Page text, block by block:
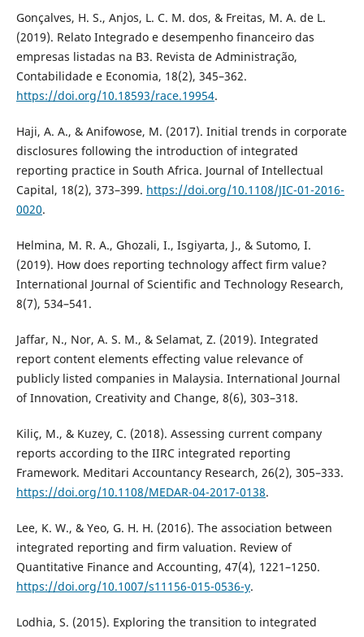
Gonçalves, H. S., Anjos, L. C. M. dos, & Freitas, M. A. de L.
(2019). Relato Integrado e desempenho financeiro das
empresas listadas na B3. Revista de Administração,
Contabilidade e Economia, 18(2), 345–362.
https://doi.org/10.18593/race.19954.
Haji, A. A., & Anifowose, M. (2017). Initial trends in corporate
disclosures following the introduction of integrated
reporting practice in South Africa. Journal of Intellectual
Capital, 18(2), 373–399. https://doi.org/10.1108/JIC-01-2016-
0020.
Helmina, M. R. A., Ghozali, I., Isgiyarta, J., & Sutomo, I.
(2019). How does reporting technology affect firm value?
International Journal of Scientific and Technology Research,
8(7), 534–541.
Jaffar, N., Nor, A. S. M., & Selamat, Z. (2019). Integrated
report content elements effecting value relevance of
publicly listed companies in Malaysia. International Journal
of Innovation, Creativity and Change, 8(6), 303–318.
Kiliç, M., & Kuzey, C. (2018). Assessing current company
reports according to the IIRC integrated reporting
Framework. Meditari Accountancy Research, 26(2), 305–333.
https://doi.org/10.1108/MEDAR-04-2017-0138.
Lee, K. W., & Yeo, G. H. H. (2016). The association between
integrated reporting and firm valuation. Review of
Quantitative Finance and Accounting, 47(4), 1221–1250.
https://doi.org/10.1007/s11156-015-0536-y.
Lodhia, S. (2015). Exploring the transition to integrated